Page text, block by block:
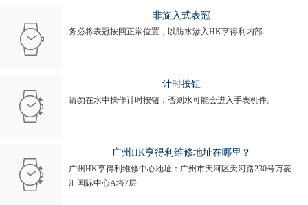
非旋入式表冠
务必将表冠按回正常位置，以防水渗入HK亨得利内部
计时按钮
请勿在水中操作计时按钮，否则水可能会进入手表机件。
广州HK亨得利维修地址在哪里？
广州HK亨得利维修中心地址：广州市天河区天河路230号万菱
汇国际中心A塔7层